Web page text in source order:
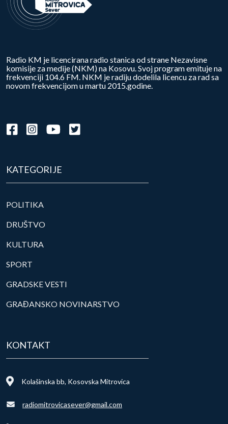
Radio KM je licencirana radio stanica od strane Nezavisne
komisije za medije (NKM) na Kosovu. Svoj program emituje na
frekvenciji 104.6 FM. NKM je radiju dodelila licencu za rad sa
novom frekvencijom u martu 2015.godine.
KATEGORIJE
POLITIKA
DRUŠTVO
KULTURA
SPORT
GRADSKE VESTI
GRAĐANSKO NOVINARSTVO
KONTAKT
Kolašinska bb, Kosovska Mitrovica
radiomitrovicasever@gmail.com